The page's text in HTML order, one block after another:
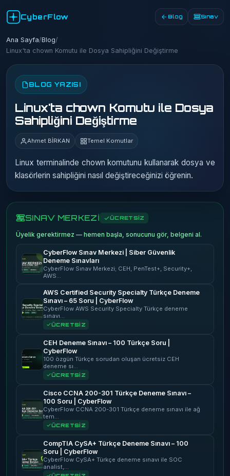
CyberFlow Blog Sınav
Ana Sayfa/Blog/
Linux'ta chown Komutu ile Dosya Sahipliğini Değiştirme
BLOG YAZISI
Linux'ta chown Komutu ile Dosya
Sahipliğini Değiştirme
Ahmet BİRKAN Temel Komutlar
Linux terminalinde chown komutunu kullanarak dosya ve
klasörlerin sahipliğini nasıl değiştireceğinizi öğrenin.
SINAV MERKEZİ ÜCRETSİZ
Üyelik gerektirmez — hemen başla, sonucunu gör, belgeni al.
CyberFlow Sınav Merkezi | Siber Güvenlik
Deneme Sınavları
CyberFlow Sınav Merkezi; CEH, PenTest+, Security+,
AWS…
AWS Certified Security Specialty Türkçe Deneme
Sınavı – 65 Soru | CyberFlow
CyberFlow AWS Security Specialty Türkçe deneme
sınavı…
ÜCRETSİZ
CEH Deneme Sınavı – 100 Türkçe Soru |
CyberFlow
100 özgün Türkçe sorudan oluşan ücretsiz CEH
deneme sı…
ÜCRETSİZ
Cisco CCNA 200-301 Türkçe Deneme Sınavı –
100 Soru | CyberFlow
CyberFlow CCNA 200-301 Türkçe deneme sınavı ile ağ
tem…
ÜCRETSİZ
CompTIA CySA+ Türkçe Deneme Sınavı – 100
Soru | CyberFlow
CyberFlow CySA+ Türkçe deneme sınavı ile SOC
analist,…